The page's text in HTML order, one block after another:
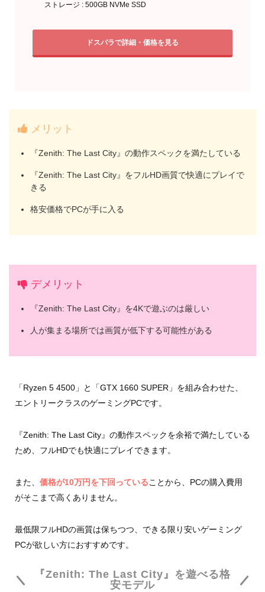
ストレージ : 500GB NVMe SSD
ドスパラで詳細・価格を見る
メリット
『Zenith: The Last City』の動作スペックを満たしている
『Zenith: The Last City』をフルHD画質で快適にプレイで
きる
格安価格でPCが手に入る
デメリット
『Zenith: The Last City』を4Kで遊ぶのは厳しい
人が集まる場所では画質が低下する可能性がある
「Ryzen 5 4500」と「GTX 1660 SUPER」を組み合わせた、
エントリークラスのゲーミングPCです。
『Zenith: The Last City』の動作スペックを余裕で満たしている
ため、フルHDでも快適にプレイできます。
また、 価格が10万円を下回っていることから、PCの購入費用
がそこまで高くありません。
最低限フルHDの画質は保ちつつ、できる限り安いゲーミング
PCが欲しい方におすすめです。
『Zenith: The Last City』を遊べる格
安モデル